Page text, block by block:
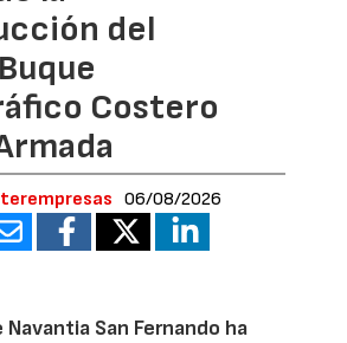
del
Costero
06/08/2026
San Fernando ha